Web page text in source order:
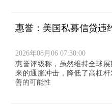
惠誉：美国私募信贷违
2026年08月06 07:30:00
惠誉评级称，虽然维持全球
来的通胀冲击，降低了高杠
善的可能性